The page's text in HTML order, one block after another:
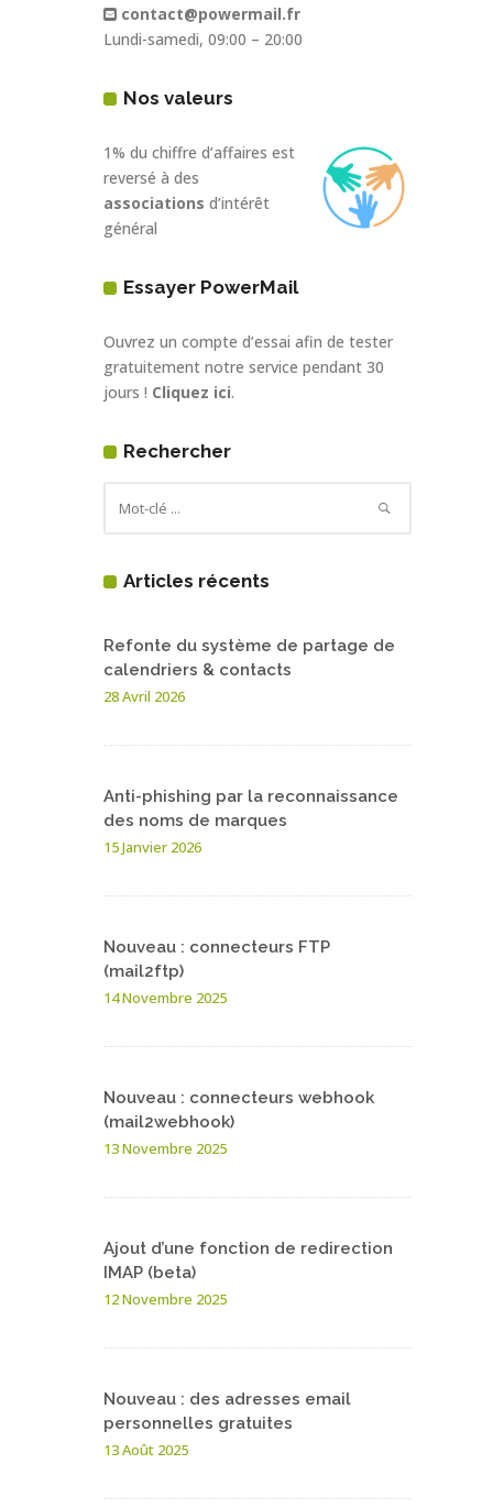
contact@powermail.fr
Lundi-samedi, 09:00 – 20:00
Nos valeurs
1% du chiffre d’affaires est
reversé à des
associations d’intérêt
général
Essayer PowerMail
Ouvrez un compte d’essai afin de tester
gratuitement notre service pendant 30
jours ! Cliquez ici.
Rechercher
Articles récents
Refonte du système de partage de
calendriers & contacts
28 Avril 2026
Anti-phishing par la reconnaissance
des noms de marques
15 Janvier 2026
Nouveau : connecteurs FTP
(mail2ftp)
14 Novembre 2025
Nouveau : connecteurs webhook
(mail2webhook)
13 Novembre 2025
Ajout d’une fonction de redirection
IMAP (beta)
12 Novembre 2025
Nouveau : des adresses email
personnelles gratuites
13 Août 2025